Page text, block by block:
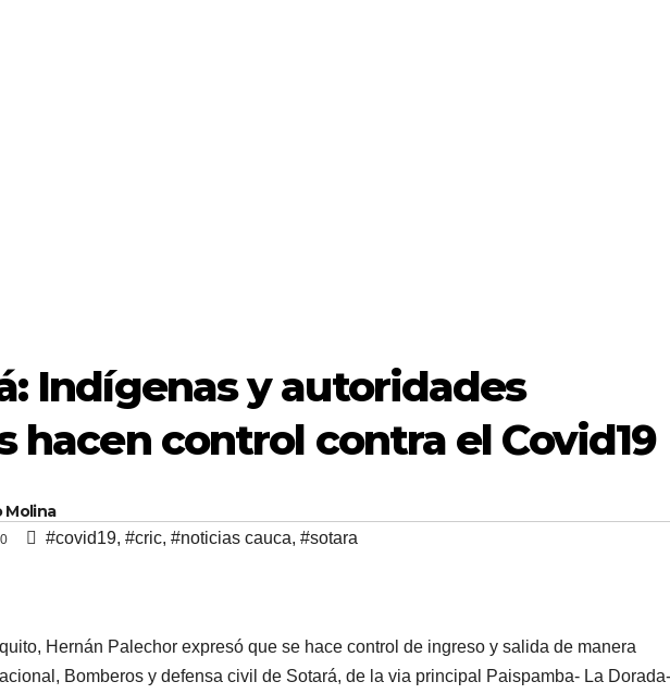
Indígenas y autoridades
hacen control contra el Covid19
Molina
#covid19, #cric, #noticias cauca, #sotara
Hernán Palechor expresó que se hace control de ingreso y salida de manera
Bomberos y defensa civil de Sotará, de la via principal Paispamba- La Dorada-